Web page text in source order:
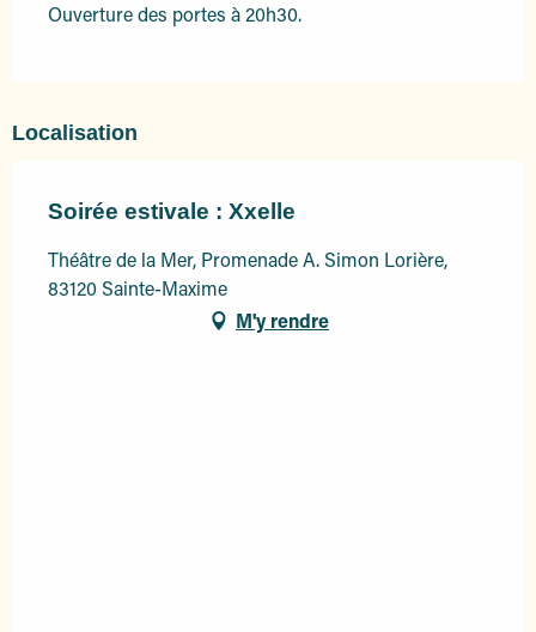
Ouverture des portes à 20h30.
Localisation
Soirée estivale : Xxelle
Théâtre de la Mer, Promenade A. Simon Lorière,
83120 Sainte-Maxime
M'y rendre